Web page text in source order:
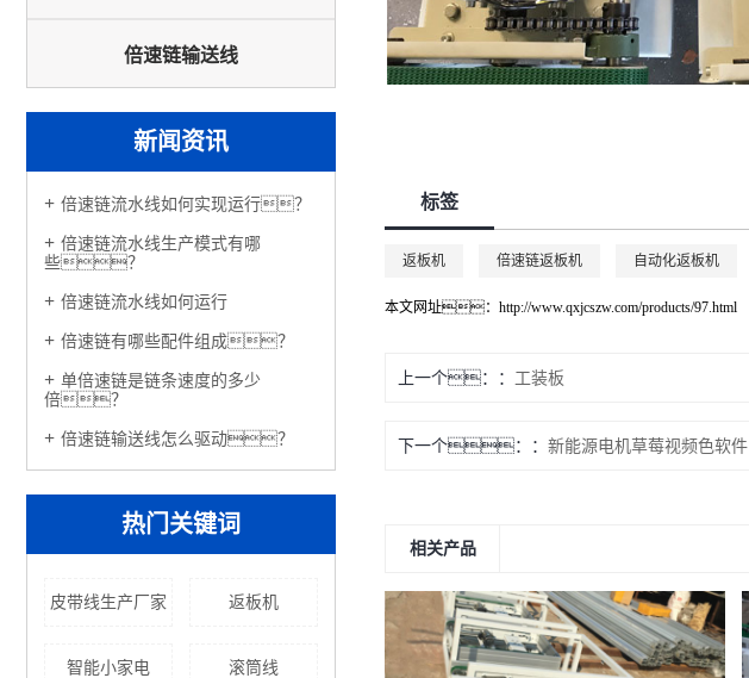
倍速链输送线
新闻资讯
倍速链流水线如何实现运行？
倍速链流水线生产模式有哪
些？
倍速链流水线如何运行
倍速链有哪些配件组成？
单倍速链是链条速度的多少
倍？
倍速链输送线怎么驱动？
热门关键词
皮带线生产厂家 返板机
智能小家电 滚筒线
标签
返板机 倍速链返板机 自动化返板机
本文网址：http://www.qxjcszw.com/products/97.html
上一个： 工装板
下一个： 新能源电机草莓视频色软件
相关产品